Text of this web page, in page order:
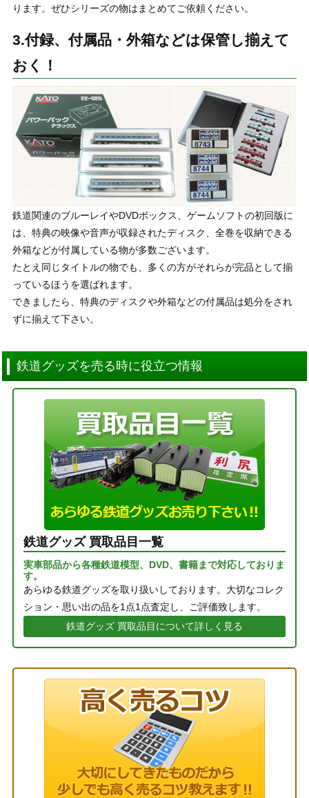
ります。ぜひシリーズの物はまとめてご依頼ください。
3.付録、付属品・外箱などは保管し揃えて
おく！
鉄道関連のブルーレイやDVDボックス、ゲームソフトの初回版に
は、特典の映像や音声が収録されたディスク、全巻を収納できる
外箱などが付属している物が多数ございます。
たとえ同じタイトルの物でも、多くの方がそれらが完品として揃
っているほうを選ばれます。
できましたら、特典のディスクや外箱などの付属品は処分をされ
ずに揃えて下さい。
鉄道グッズを売る時に役立つ情報
鉄道グッズ 買取品目一覧
実車部品から各種鉄道模型、DVD、書籍まで対応しておりま
す。
あらゆる鉄道グッズを取り扱いしております。大切なコレク
ション・思い出の品を1点1点査定し、ご評価致します。
鉄道グッズ 買取品目について詳しく見る